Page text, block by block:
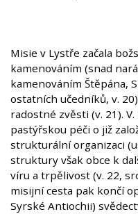
Misie v Lystře začala
kamenováním (snad
kamenováním Štěpána,
ostatních učedníků, v.
radostné zvěsti (v. 21).
pastýřskou péči o již
strukturální organizaci
struktury však obce k
víru a trpělivost (v. 22,
misijní cesta pak končí
Syrské Antiochii)